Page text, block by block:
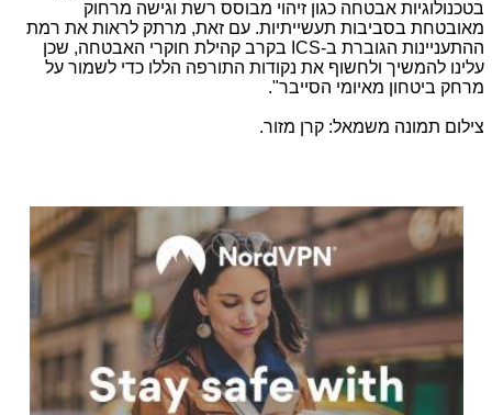
בטכנולוגיות אבטחה כגון זיהוי מבוסס רשת וגישה מרחוק
מאובטחת בסביבות תעשייתיות. עם זאת, מרתק לראות את רמת
ההתעניינות הגוברת ב-ICS בקרב קהילת חוקרי האבטחה, שכן
עלינו להמשיך ולחשוף את נקודות התורפה הללו כדי לשמור על
מרחק ביטחון מאיומי הסייבר".
צילום תמונה משמאל: קרן מזור.